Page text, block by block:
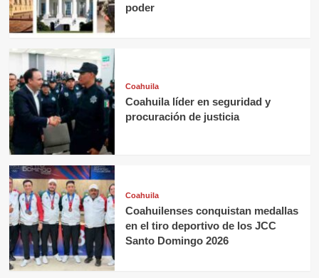
poder
Coahuila
Coahuila líder en seguridad y
procuración de justicia
Coahuila
Coahuilenses conquistan medallas
en el tiro deportivo de los JCC
Santo Domingo 2026